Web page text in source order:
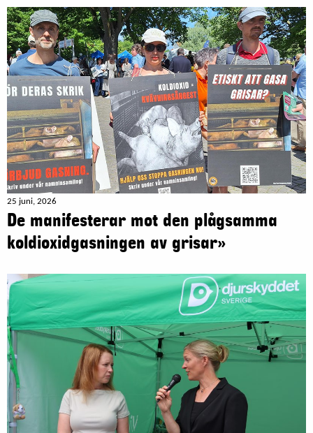
25 juni, 2026
De manifesterar mot den plågsamma
koldioxidgasningen av grisar»